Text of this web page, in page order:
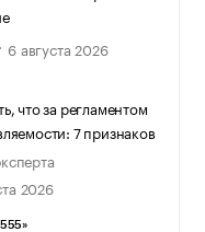
6 августа 2026
что за регламентом
7 признаков
2026